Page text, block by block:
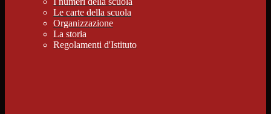
Le carte della scuola
Organizzazione
La storia
Regolamenti d'Istituto